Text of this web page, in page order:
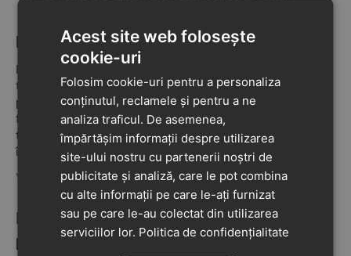
Noutatea sezonului: ghete copii din piele
Pentru sezonul rece, unele modele de pantofi au fost
transformate în ghetuțe ușor înălțate. Acestea oferă
protecție suplimentară împotriva frigului, păstrând
flexibilitatea caracteristică brandului. Sunt ideale pentru
toamnă târzie și iarnă, când copiii au nevoie de
încălțăminte călduroasă, dar ușoară.
Vezi colectia de ghete Biomecanics pentru copii
De ce să alegi încălțămintea Biomecanics
pentru copii
Acest site web folosește
cookie-uri
Folosim cookie-uri pentru a personaliza
conținutul, reclamele și pentru a ne
analiza traficul. De asemenea,
împărtășim informații despre utilizarea
site-ului nostru cu partenerii noștri de
publicitate și analiză, care le pot combina
cu alte informații pe care le-ați furnizat
sau pe care le-au colectat din utilizarea
serviciilor lor. Politica de confidențialitate